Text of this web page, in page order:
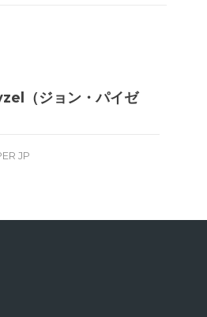
（ジョン・パイゼ
JP